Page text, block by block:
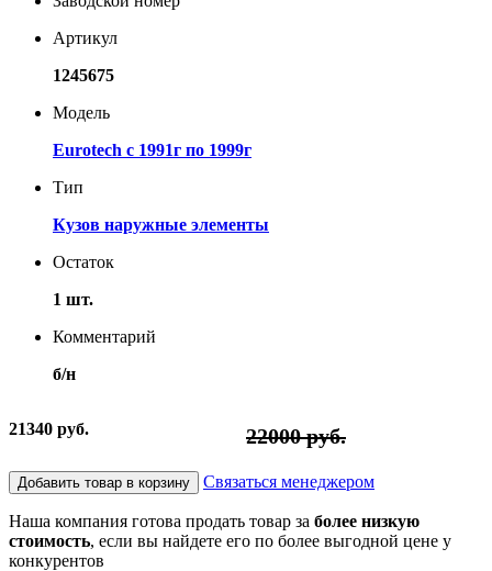
Артикул
1245675
Модель
Eurotech с 1991г по 1999г
Тип
Кузов наружные элементы
Остаток
1 шт.
Комментарий
б/н
21340 руб. 22000 руб.
Добавить товар в корзину Связаться менеджером
Наша компания готова продать товар за более низкую
стоимость, если вы найдете его по более выгодной цене у
конкурентов